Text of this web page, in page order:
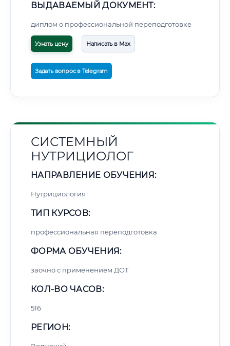
ВЫДАВАЕМЫЙ ДОКУМЕНТ:
диплом о профессиональной переподготовке
Узнать цену Написать в Max
Задать вопрос в Telegram
СИСТЕМНЫЙ
НУТРИЦИОЛОГ
НАПРАВЛЕНИЕ ОБУЧЕНИЯ:
Нутрициология
ТИП КУРСОВ:
профессиональная переподготовка
ФОРМА ОБУЧЕНИЯ:
заочно с применением ДОТ
КОЛ-ВО ЧАСОВ:
516
РЕГИОН: